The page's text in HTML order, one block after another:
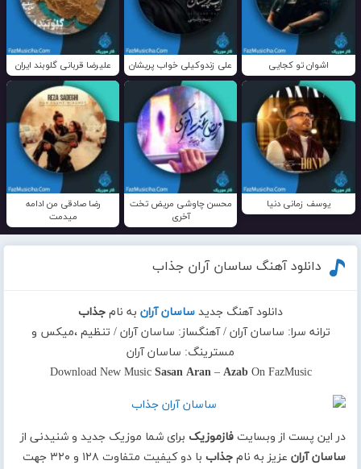
اشوان تو کجایی علی زندوکیلی خواب پریشان علیرضا قربانی گلوبند ایران
یوسف زمانی دنیا
محسن چاوشی مریض تخت
آخری
رضا صادقی من ادامه
میدمت
دانلود آهنگ ساسان آران جذاب
دانلود آهنگ جدید ساسان آران به نام جذاب
ترانه سرا: ساسان آران / آهنگساز: ساسان آران / تنظیم ،میکس و
مسترینگ: ساسان آران
Download New Music Sasan Aran– AzabOn FazMusic
در این پست از وبسایتفازموزیک برای شما موزیک جدید و شنیدنی از
ساسان آران عزیز به نامجذاب
با دو کیفیت متفاوت ۱۲۸ و ۳۲۰ جهت